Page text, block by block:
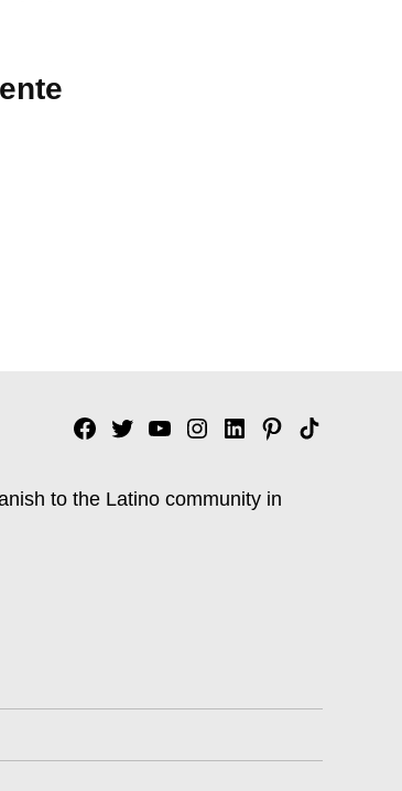
Facebook
TwitterYouTubeInstagram
Linkedin
Pinterest
Tik
to the Latino community in